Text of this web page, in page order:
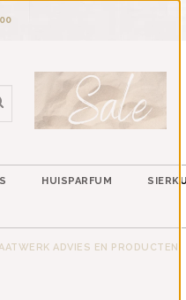
HUISPARFUM
ADVIES EN PRODUCTEN